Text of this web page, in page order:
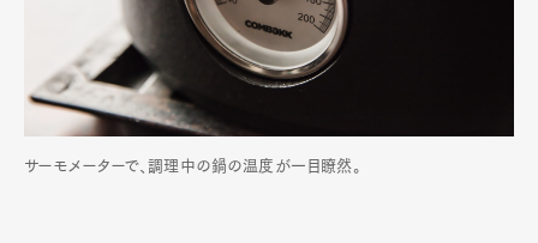
サーモメーターで、調理中の鍋の温度が一目瞭然。